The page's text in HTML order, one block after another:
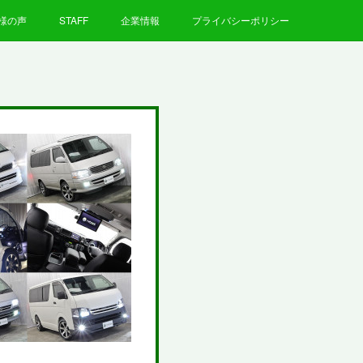
の声 STAFF 企業情報 プライバシーポリシー